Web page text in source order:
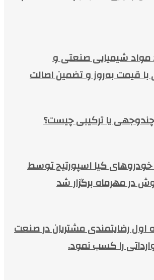
مواد شیمیایی صنعتی و
قیمت به‌روز و تضمین اصالت
یا ترکیبی چیست؟
کیا اسپورتیج توسط
در مهرماه برگزار شد
اول رضایتمندی مشتریان در صنعت
را کسب نمود.